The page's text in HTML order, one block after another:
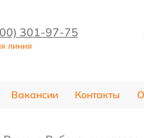
301-97-75
линия
Вакансии Контакты